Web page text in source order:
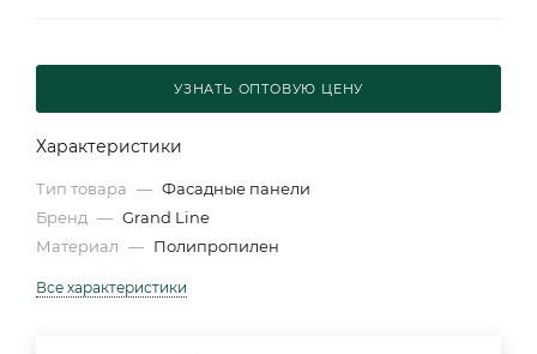
УЗНАТЬ ОПТОВУЮ ЦЕНУ
Характеристики
Тип товара — Фасадные панели
Бренд — Grand Line
Материал — Полипропилен
Все характеристики